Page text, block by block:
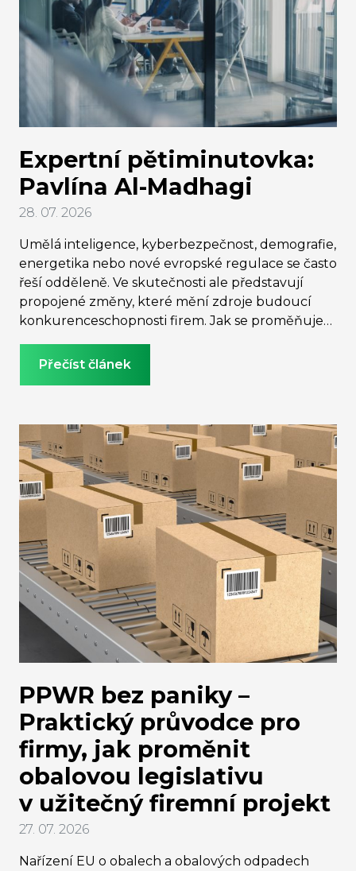
Expertní pětiminutovka:
Pavlína Al-Madhagi
28. 07. 2026
Umělá inteligence, kyberbezpečnost, demografie,
energetika nebo nové evropské regulace se často
řeší odděleně. Ve skutečnosti ale představují
propojené změny, které mění zdroje budoucí
konkurenceschopnosti firem. Jak se proměňuje
nestačí sledovat jen finanční výsledky a jaké
Přečíst článek
PPWR bez paniky –
Praktický průvodce pro
firmy, jak proměnit
obalovou legislativu
v užitečný firemní projekt
27. 07. 2026
Nařízení EU o obalech a obalových odpadech